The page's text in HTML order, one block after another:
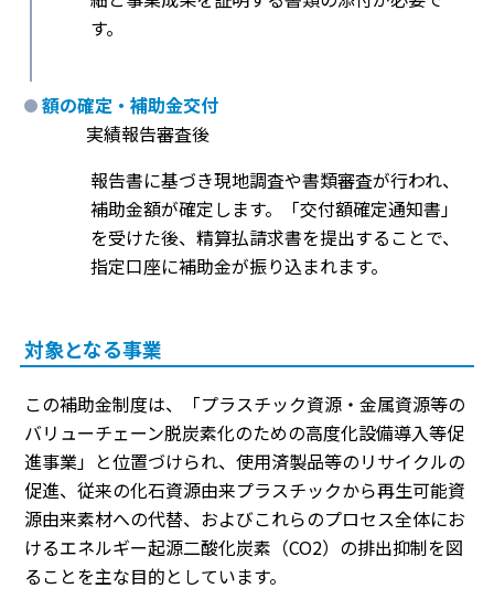
す。
額の確定・補助金交付
実績報告審査後
報告書に基づき現地調査や書類審査が行われ、
補助金額が確定します。「交付額確定通知書」
を受けた後、精算払請求書を提出することで、
指定口座に補助金が振り込まれます。
対象となる事業
この補助金制度は、「プラスチック資源・金属資源等の
バリューチェーン脱炭素化のための高度化設備導入等促
進事業」と位置づけられ、使用済製品等のリサイクルの
促進、従来の化石資源由来プラスチックから再生可能資
源由来素材への代替、およびこれらのプロセス全体にお
けるエネルギー起源二酸化炭素（CO2）の排出抑制を図
ることを主な目的としています。